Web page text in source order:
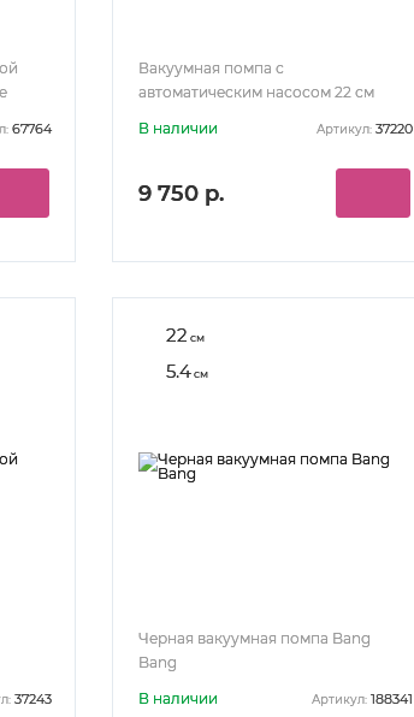
67764
Вакуумная помпа с
автоматическим насосом 22 см
В наличии
Артикул: 37220
9 750 р.
37243
22 см
5.4см
Черная вакуумная помпа Bang
Bang
В наличии
Артикул: 188341